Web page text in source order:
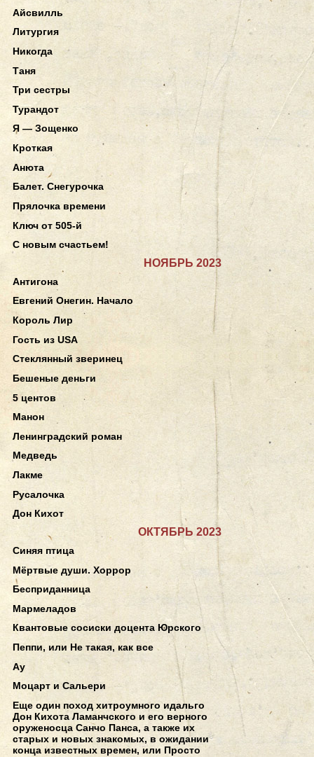
Айсвилль
Литургия
Никогда
Таня
Три сестры
Турандот
Я — Зощенко
Кроткая
Анюта
Балет. Снегурочка
Прялочка времени
Ключ от 505-й
С новым счастьем!
НОЯБРЬ 2023
Антигона
Евгений Онегин. Начало
Король Лир
Гость из USA
Стеклянный зверинец
Бешеные деньги
5 центов
Манон
Ленинградский роман
Медведь
Лакме
Русалочка
Дон Кихот
ОКТЯБРЬ 2023
Синяя птица
Мёртвые души. Хоррор
Бесприданница
Мармеладов
Квантовые сосиски доцента Юрского
Пеппи, или Не такая, как все
Ау
Моцарт и Сальери
Еще один поход хитроумного идальго
Дон Кихота Ламанчского и его верного
оруженосца Санчо Панса, а также их
старых и новых знакомых, в ожидании
конца известных времен, или Просто